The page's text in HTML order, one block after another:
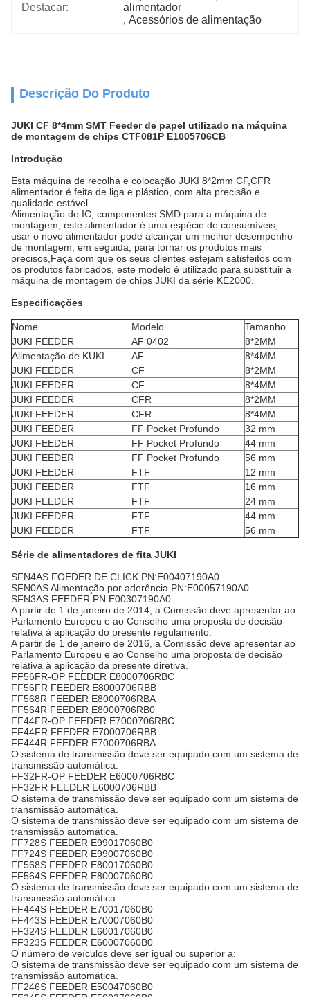
Destacar:
alimentador
, Acessórios de alimentação
Descrição Do Produto
JUKI CF 8*4mm SMT Feeder de papel utilizado na máquina
de montagem de chips CTF081P E1005706CB
Introdução
Esta máquina de recolha e colocação JUKI 8*2mm CF,CFR
alimentador é feita de liga e plástico, com alta precisão e
qualidade estável.
Alimentação do IC, componentes SMD para a máquina de
montagem, este alimentador é uma espécie de consumíveis,
usar o novo alimentador pode alcançar um melhor desempenho
de montagem, em seguida, para tornar os produtos mais
precisos,Faça com que os seus clientes estejam satisfeitos com
os produtos fabricados, este modelo é utilizado para substituir a
máquina de montagem de chips JUKI da série KE2000.
Especificações
Nome Modelo
Tamanho
JUKI FEEDER
AF 0402
8*2MM
Alimentação de KUKI
AF
8*4MM
JUKI FEEDER
CF
8*2MM
JUKI FEEDER
CF
8*4MM
JUKI FEEDER
CFR
8*2MM
JUKI FEEDER
CFR
8*4MM
JUKI FEEDER
FF Pocket Profundo
32 mm
JUKI FEEDER
FF Pocket Profundo
44 mm
JUKI FEEDER
FF Pocket Profundo
56 mm
JUKI FEEDER
FTF
12 mm
JUKI FEEDER
FTF
16 mm
JUKI FEEDER
FTF
24 mm
JUKI FEEDER
FTF
44 mm
JUKI FEEDER
FTF 56 mm
Série de alimentadores de fita JUKI
SFN4AS FOEDER DE CLICK PN:E00407190A0
SFN0AS Alimentação por aderência PN:E00057190A0
SFN3AS FEEDER PN:E00307190A0
A partir de 1 de janeiro de 2014, a Comissão deve apresentar ao
Parlamento Europeu e ao Conselho uma proposta de decisão
relativa à aplicação do presente regulamento.
A partir de 1 de janeiro de 2016, a Comissão deve apresentar ao
Parlamento Europeu e ao Conselho uma proposta de decisão
relativa à aplicação da presente diretiva.
FF56FR-OP FEEDER E8000706RBC
FF56FR FEEDER E8000706RBB
FF568R FEEDER E8000706RBA
FF564R FEEDER E8000706RB0
FF44FR-OP FEEDER E7000706RBC
FF44FR FEEDER E7000706RBB
FF444R FEEDER E7000706RBA
O sistema de transmissão deve ser equipado com um sistema de
transmissão automática.
FF32FR-OP FEEDER E6000706RBC
FF32FR FEEDER E6000706RBB
O sistema de transmissão deve ser equipado com um sistema de
transmissão automática.
O sistema de transmissão deve ser equipado com um sistema de
transmissão automática.
FF728S FEEDER E99017060B0
FF724S FEEDER E99007060B0
FF568S FEEDER E80017060B0
FF564S FEEDER E80007060B0
O sistema de transmissão deve ser equipado com um sistema de
transmissão automática.
FF444S FEEDER E70017060B0
FF443S FEEDER E70007060B0
FF324S FEEDER E60017060B0
FF323S FEEDER E60007060B0
O número de veículos deve ser igual ou superior a:
O sistema de transmissão deve ser equipado com um sistema de
transmissão automática.
FF246S FEEDER E50047060B0